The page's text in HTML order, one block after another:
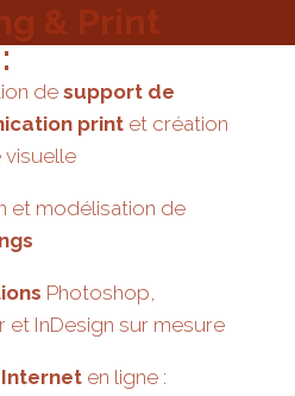
& Print
desupport de
print et création
visuelle
et modélisation de
Photoshop,
et InDesign sur mesure
Interneten ligne :